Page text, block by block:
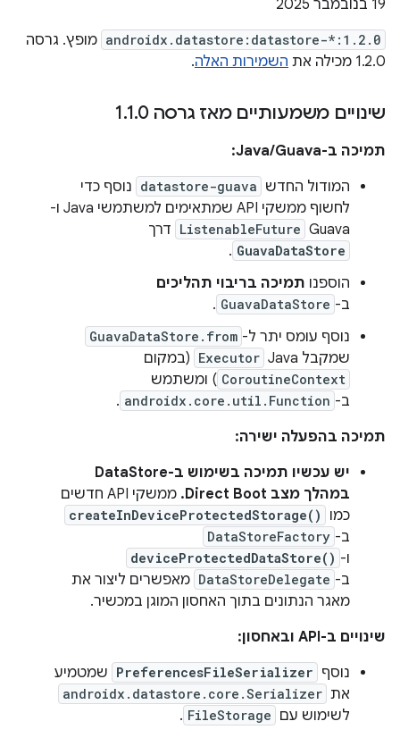
‫19 בנובמבר 2025
androidx.datastore:datastore-*:1.2.0 מופץ. גרסה
1.2.0 מכילה את
השמירות האלה.
שינויים משמעותיים מאז גרסה 1 .1.0
תמיכה ב-Java/Guava:
המודול החדש datastore-guava נוסף כדי
לחשוף ממשקי API שמתאימים למשתמשי Java ו-
Guava
ListenableFuture דרך
GuavaDataStore
.
הוספנו תמיכה בריבוי תהליכים
ב- GuavaDataStore
.
נוסף עומס יתר ל- GuavaDataStore.from
שמקבל Java Executor (במקום
CoroutineContext ) ומשתמש
ב- androidx.core.util.Function
.
תמיכה בהפעלה ישירה:
יש עכשיו תמיכה בשימוש ב-DataStore
במהלך מצב Direct Boot.
ממשקי API חדשים
כמו
createInDeviceProtectedStorage()
ב- DataStoreFactory
ו- deviceProtectedDataStore()
ב- DataStoreDelegate מאפשרים ליצור את
מאגר הנתונים בתוך האחסון המוגן במכשיר.
שינויים ב-API ובאחסון:
נוסף PreferencesFileSerializer שמטמיע
את androidx.datastore.core.Serializer
לשימוש עם FileStorage
.